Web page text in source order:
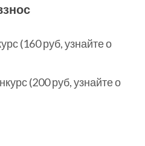
(160 руб, узнайте о
(200 руб, узнайте о